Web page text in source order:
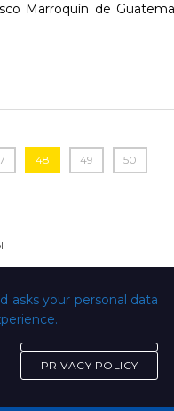
Marroquín de
48 49
50
son de la Universidad
asks your personal data
PRIVACY POLICY